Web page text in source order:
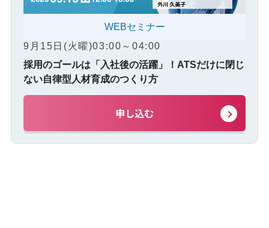
WEBセミナー
9月15日(火曜)03:00～04:00
採用のゴールは「入社後の活躍」！ATSだけに閉じ
ない自律型人材育成のつくり方
申し込む